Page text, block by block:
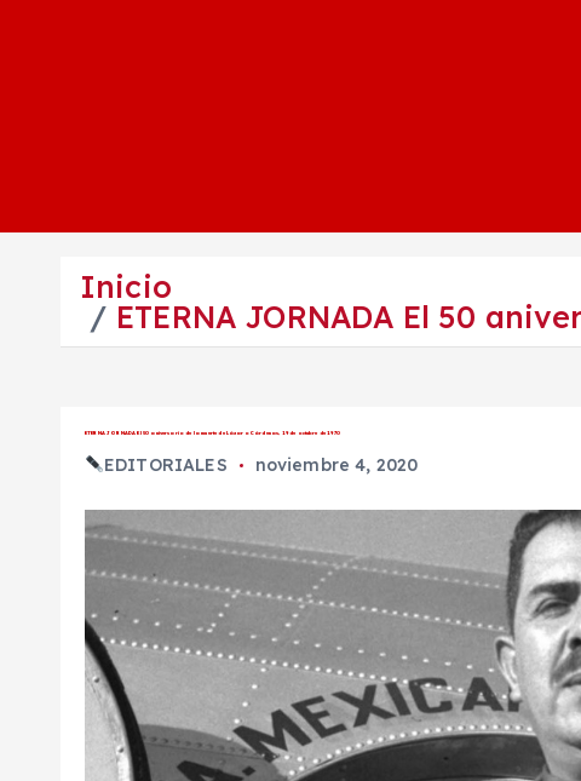
Inicio
ETERNA JORNADA El 50
ETERNA JORNADA El 50 aniversario de la muerte de Lázaro Cárdenas, 19 de octubre de 1970
EDITORIALES noviembre 4, 2020